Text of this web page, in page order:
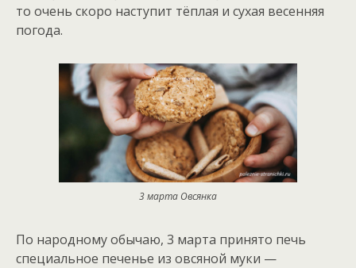
то очень скоро наступит тёплая и сухая весенняя
погода.
3 марта Овсянка
По народному обычаю, 3 марта принято печь
специальное печенье из овсяной муки —